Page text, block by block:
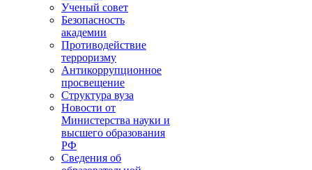
Ученый совет
Безопасность
академии
Противодействие
терроризму
Антикоррупционное
просвещение
Структура вуза
Новости от
Министерства науки и
высшего образования
РФ
Сведения об